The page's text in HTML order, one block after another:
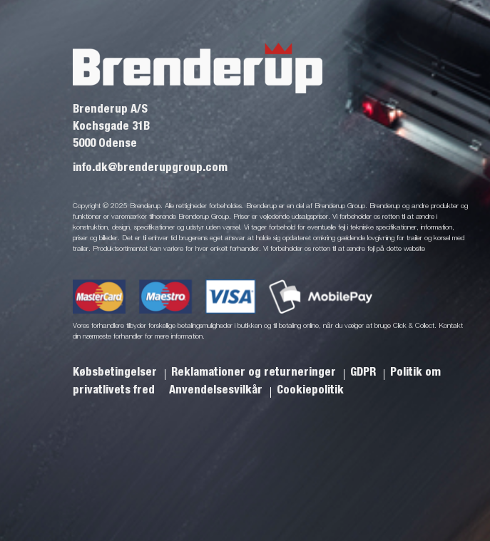
Brenderup A/S
Kochsgade 31B
5000 Odense
info.dk@brenderupgroup.com
Copyright © 2025 Brenderup. Alle rettigheder forbeholdes. Brenderup er en del af Brenderup Group. Brenderup og andre produkter og
funktioner er varemærker tilhørende Brenderup Group. Priser er vejledende udsalgspriser. Vi forbeholder os retten til at ændre i
konstruktion, design, specifikationer og udstyr uden varsel. Vi tager forbehold for eventuelle fejl i tekniske specifikationer, information,
priser og billeder. Det er til enhver tid brugerens eget ansvar at holde sig opdateret omkring gældende lovgivning for trailer og kørsel med
trailer. Produktsortimentet kan variere for hver enkelt forhandler. Vi forbeholder os retten til at ændre fejl på dette website
Vores forhandlere tilbyder forskellige betalingsmuligheder i butikken og til betaling online, når du vælger at bruge Click & Collect. Kontakt
din nærmeste forhandler for mere information.
Købsbetingelser Reklamationer og returneringer GDPR
Politik om
privatlivets fred
Anvendelsesvilkår Cookiepolitik